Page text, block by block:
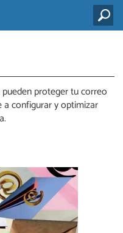
proteger tu correo
a configurar y optimizar